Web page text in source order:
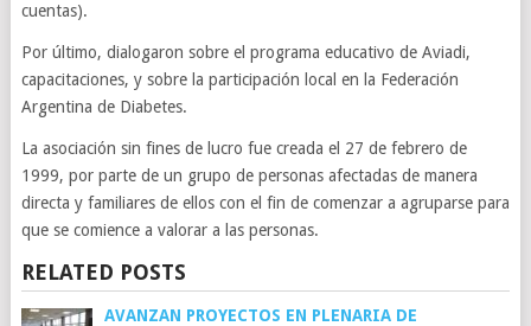
cuentas).
Por último, dialogaron sobre el programa educativo de Aviadi,
capacitaciones, y sobre la participación local en la Federación
Argentina de Diabetes.
La asociación sin fines de lucro fue creada el 27 de febrero de
1999, por parte de un grupo de personas afectadas de manera
directa y familiares de ellos con el fin de comenzar a agruparse para
que se comience a valorar a las personas.
RELATED POSTS
AVANZAN PROYECTOS EN PLENARIA DE